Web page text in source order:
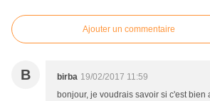
Ajouter un commentaire
B birba 19/02/2017 11:59
bonjour, je voudrais savoir si c'est bien